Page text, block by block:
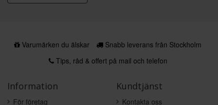
Varumärken du älskar
Snabb leverans från Stockholm
Tips, råd & offert på mail och telefon
Information
För företag
Kundtjänst
Kontakta oss